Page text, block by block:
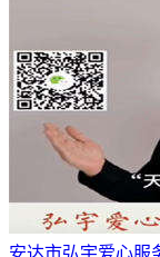
安达市弘宇爱心服